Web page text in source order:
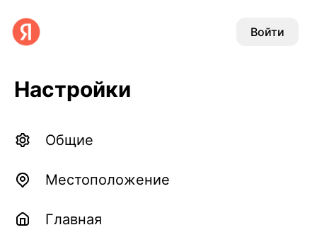
Войти
Настройки
Общие
Местоположение
Главная